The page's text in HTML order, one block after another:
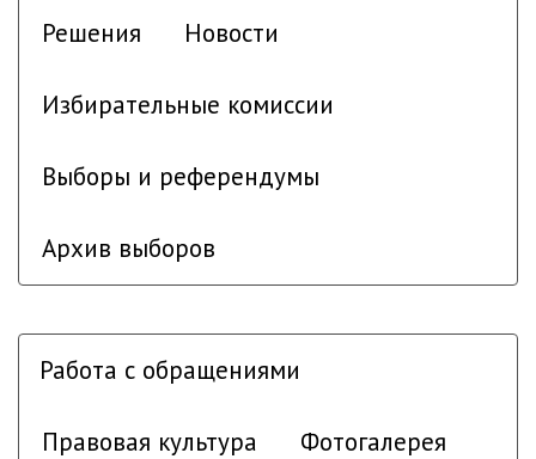
Решения Новости
Избирательные комиссии
Выборы и референдумы
Архив выборов
Работа с обращениями
Правовая культура Фотогалерея